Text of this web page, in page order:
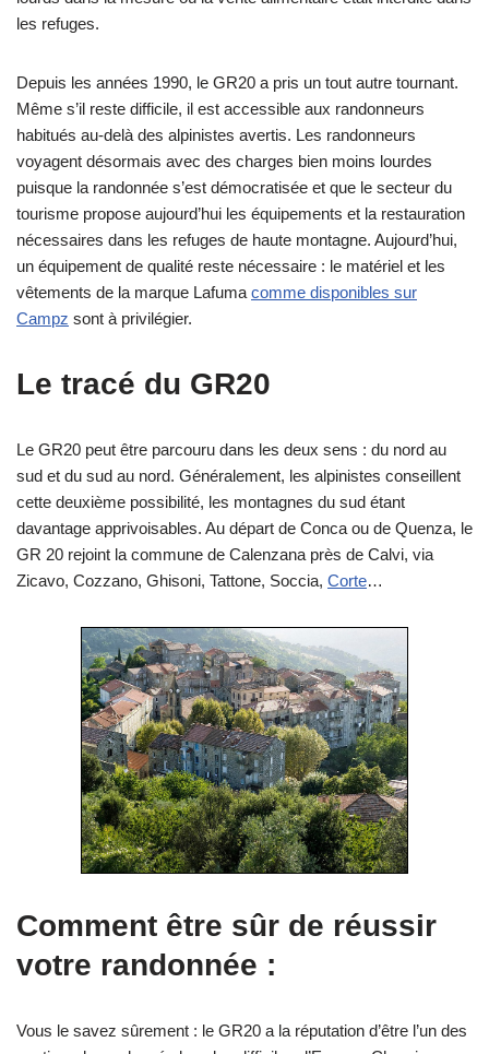
les refuges.
Depuis les années 1990, le GR20 a pris un tout autre tournant.
Même s’il reste difficile, il est accessible aux randonneurs
habitués au-delà des alpinistes avertis. Les randonneurs
voyagent désormais avec des charges bien moins lourdes
puisque la randonnée s’est démocratisée et que le secteur du
tourisme propose aujourd’hui les équipements et la restauration
nécessaires dans les refuges de haute montagne. Aujourd’hui,
un équipement de qualité reste nécessaire : le matériel et les
vêtements de la marque Lafuma comme disponibles sur
Campz sont à privilégier.
Le tracé du GR20
Le GR20 peut être parcouru dans les deux sens : du nord au
sud et du sud au nord. Généralement, les alpinistes conseillent
cette deuxième possibilité, les montagnes du sud étant
davantage apprivoisables. Au départ de Conca ou de Quenza, le
GR 20 rejoint la commune de Calenzana près de Calvi, via
Zicavo, Cozzano, Ghisoni, Tattone, Soccia, Corte…
Comment être sûr de réussir
votre randonnée :
Vous le savez sûrement : le GR20 a la réputation d’être l’un des